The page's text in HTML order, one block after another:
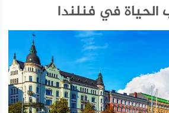
في فنلندا